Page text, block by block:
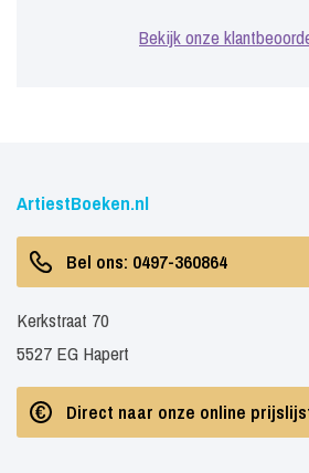
Bekijk onze
ArtiestBoeken.nl
Bel ons: 0497-360864
Kerkstraat 70
5527 EG Hapert
Direct naar onze online